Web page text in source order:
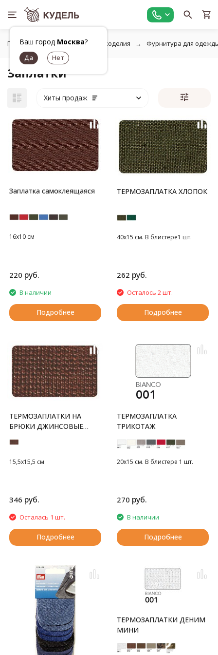
Ваш город Москва?
Главная Фурнитура для рукоделия Фурнитура для
Заплатки
Хиты продаж
Заплатка самоклеящаяся
16х10 см
220 руб.
В наличии
Подробнее
ТЕРМОЗАПЛАТКА ХЛОПОК
40х15 см. В блистере1 шт.
262 руб.
Осталось 2 шт.
Подробнее
ТЕРМОЗАПЛАТКИ НА
БРЮКИ ДЖИНСОВЫЕ
15,5x15,5 см
346 руб.
Осталась 1 шт.
Подробнее
ТЕРМОЗАПЛАТКА
ТРИКОТАЖ
20х15 см. В блистере 1 шт.
270 руб.
В наличии
Подробнее
ТЕРМОЗАПЛАТКИ ДЕНИМ
МИНИ